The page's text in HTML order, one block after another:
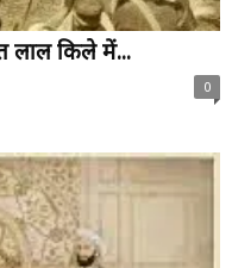
लाल किले में...
0